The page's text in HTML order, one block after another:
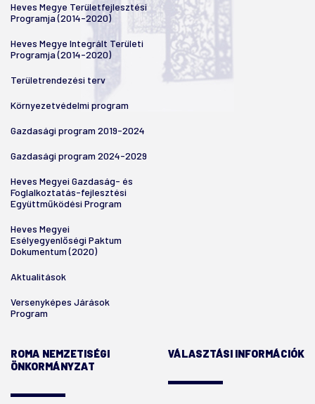
Heves Megye Területfejlesztési
Programja (2014-2020)
Heves Megye Integrált Területi
Programja (2014-2020)
Területrendezési terv
Környezetvédelmi program
Gazdasági program 2019-2024
Gazdasági program 2024-2029
Heves Megyei Gazdaság- és
Foglalkoztatás-fejlesztési
Együttműködési Program
Heves Megyei
Esélyegyenlőségi Paktum
Dokumentum (2020)
Aktualitások
Versenyképes Járások
Program
ROMA NEMZETISÉGI
ÖNKORMÁNYZAT
VÁLASZTÁSI INFORMÁCIÓK